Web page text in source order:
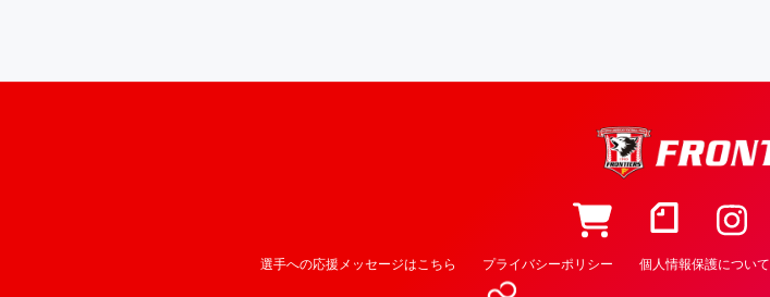
選手への応援メッセージはこちら プライバシーポリシー 個人情報保護について